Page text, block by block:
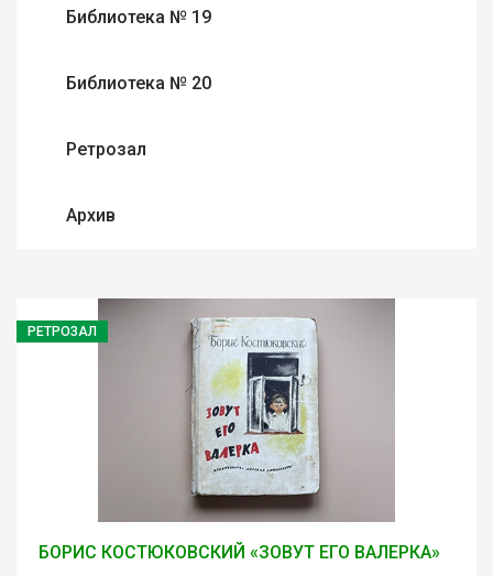
Библиотека № 19
Библиотека № 20
Ретрозал
Архив
РЕТРОЗАЛ
БОРИС КОСТЮКОВСКИЙ «ЗОВУТ ЕГО ВАЛЕРКА»